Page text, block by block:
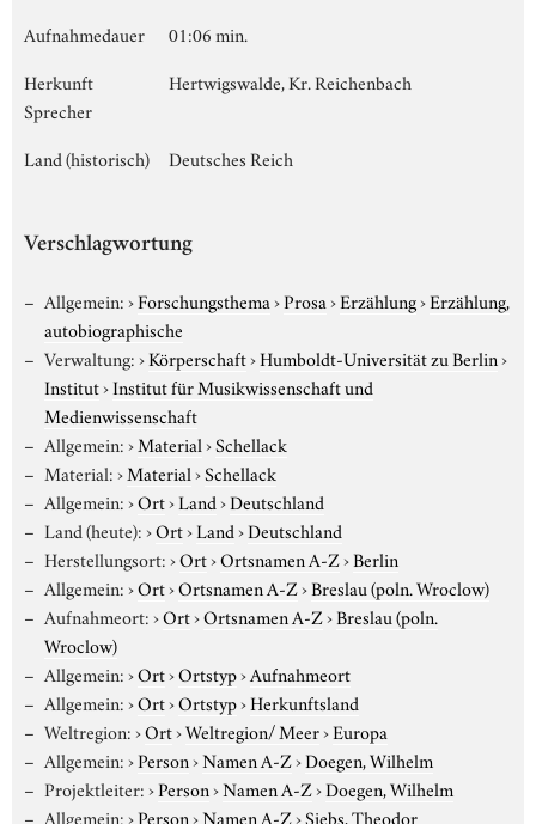
Aufnahmedauer
01:06 min.
Herkunft
Sprecher
Hertwigswalde, Kr. Reichenbach
Land (historisch) Deutsches Reich
Verschlagwortung
Allgemein:›Forschungsthema›Prosa›Erzählung›Erzählung,
autobiographische
Verwaltung:›Körperschaft›Humboldt-Universität zu Berlin›
Institut›Institut für Musikwissenschaft und
Medienwissenschaft
Allgemein:›Material›Schellack
Material:›Material›Schellack
Allgemein:›Ort›Land›Deutschland
Land (heute):›Ort›Land›Deutschland
Herstellungsort:›Ort›Ortsnamen A-Z›Berlin
Allgemein:›Ort›Ortsnamen A-Z›Breslau (poln. Wroclow)
Aufnahmeort:›Ort›Ortsnamen A-Z›Breslau (poln.
Wroclow)
Allgemein:›Ort›Ortstyp›Aufnahmeort
Allgemein:›Ort›Ortstyp›Herkunftsland
Weltregion:›Ort›Weltregion/ Meer›Europa
Allgemein:›Person›Namen A-Z›Doegen, Wilhelm
Projektleiter:›Person›Namen A-Z›Doegen, Wilhelm
Allgemein:›Person›Namen A-Z›Siebs, Theodor